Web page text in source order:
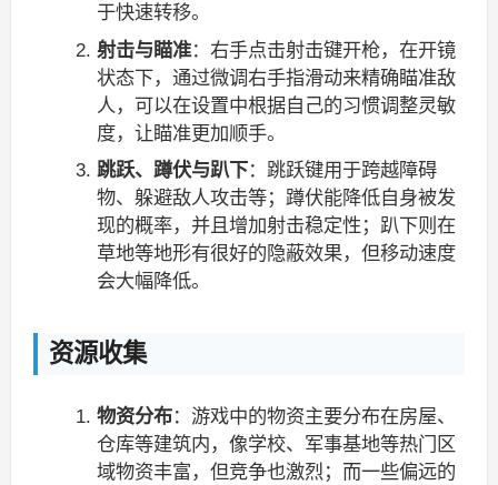
于快速转移。
射击与瞄准：右手点击射击键开枪，在开镜
状态下，通过微调右手指滑动来精确瞄准敌
人，可以在设置中根据自己的习惯调整灵敏
度，让瞄准更加顺手。
跳跃、蹲伏与趴下：跳跃键用于跨越障碍
物、躲避敌人攻击等；蹲伏能降低自身被发
现的概率，并且增加射击稳定性；趴下则在
草地等地形有很好的隐蔽效果，但移动速度
会大幅降低。
资源收集
物资分布：游戏中的物资主要分布在房屋、
仓库等建筑内，像学校、军事基地等热门区
域物资丰富，但竞争也激烈；而一些偏远的